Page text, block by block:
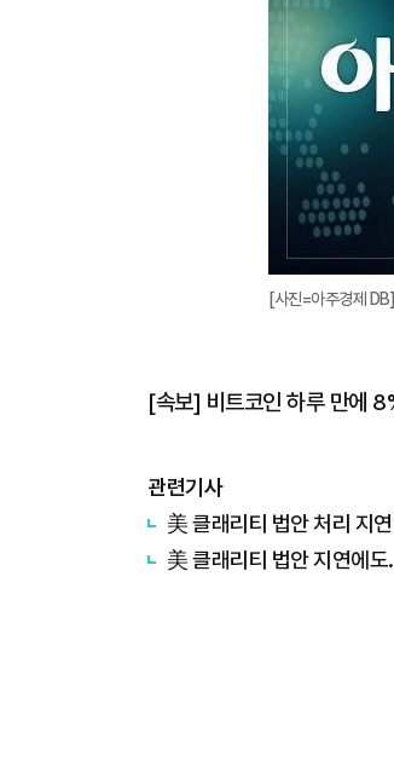
[사진=아주경제 DB]
[속보] 비트코인 하루 만에
관련기사
美 클래리티 법안 처리 지
美 클래리티 법안 지연에